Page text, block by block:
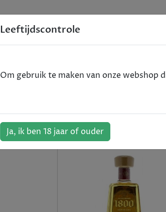
Leeftijdscontrole
Om gebruik te maken van onze webshop
Ja, ik ben 18 jaar of ouder